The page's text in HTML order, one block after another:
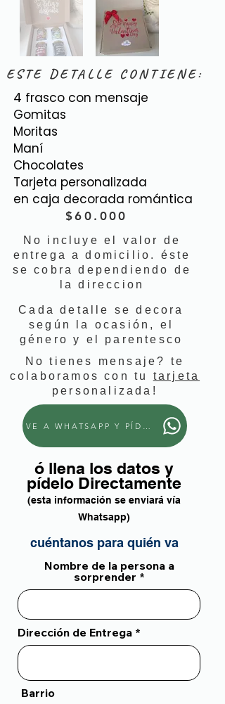
ESTE DETALLE CONTIENE:
4 frasco con mensaje
Gomitas
Moritas
Maní
Chocolates
Tarjeta personalizada
en caja decorada romántica
$60.000
No incluye el valor de
entrega a domicilio. éste
se cobra dependiendo de
la direccion
Cada detalle se decora
según la ocasión, el
género y el parentesco
No tienes mensaje? te
colaboramos con tu tarjeta
personalizada!
VE A WHATSAPP Y PÍDELO
ó llena los datos y
pídelo Directamente
(esta información se enviará vía
Whatsapp)
cuéntanos para quién va
Nombre de la persona a
sorprender
Dirección de Entrega
Barrio